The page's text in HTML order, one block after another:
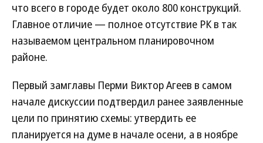
что всего в городе будет около 800 конструкций.
Главное отличие — полное отсутствие РК в так
называемом центральном планировочном
районе.
Первый замглавы Перми Виктор Агеев в самом
начале дискуссии подтвердил ранее заявленные
цели по принятию схемы: утвердить ее
планируется на думе в начале осени, а в ноябре